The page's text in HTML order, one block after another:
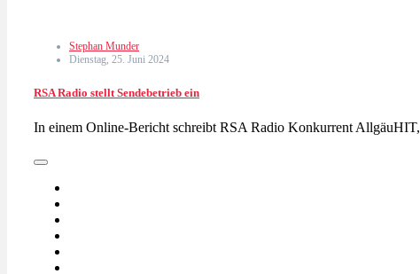
Stephan Munder
Dienstag, 25. Juni 2024
RSA Radio stellt Sendebetrieb ein
In einem Online-Bericht schreibt RSA Radio Konkurrent